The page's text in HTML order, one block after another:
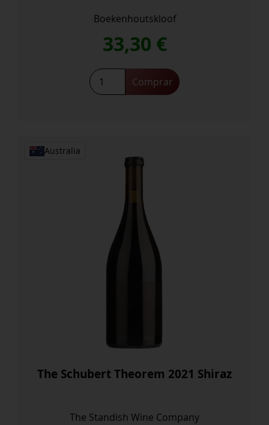
Boekenhoutskloof
33,30 €
The
Chocolate
Comprar
Australia
The Schubert Theorem 2021 Shiraz
The Standish Wine Company